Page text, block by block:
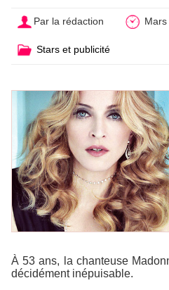
Par la rédaction
Stars et publicité
À 53 ans, la chanteuse
décidément inépuisable.